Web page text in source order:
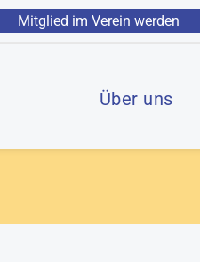
Mitglied im Verein werden
Über uns